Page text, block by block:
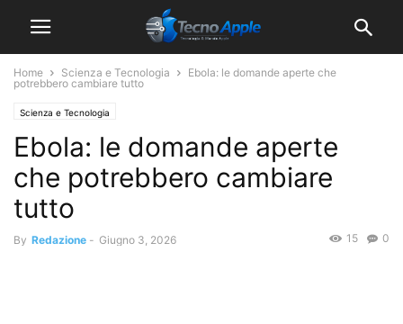
Home Scienza e Tecnologia
Ebola: le domande aperte che
potrebbero cambiare tutto
Scienza e Tecnologia
Ebola: le domande aperte
che potrebbero cambiare
tutto
By Redazione - Giugno 3, 2026 0
15